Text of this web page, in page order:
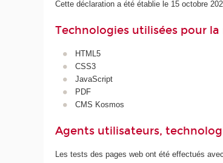
Cette déclaration a été établie le 15 octobre
Technologies utilisées pour
HTML5
CSS3
JavaScript
PDF
CMS Kosmos
Agents utilisateurs,
Les tests des pages web ont été effectués